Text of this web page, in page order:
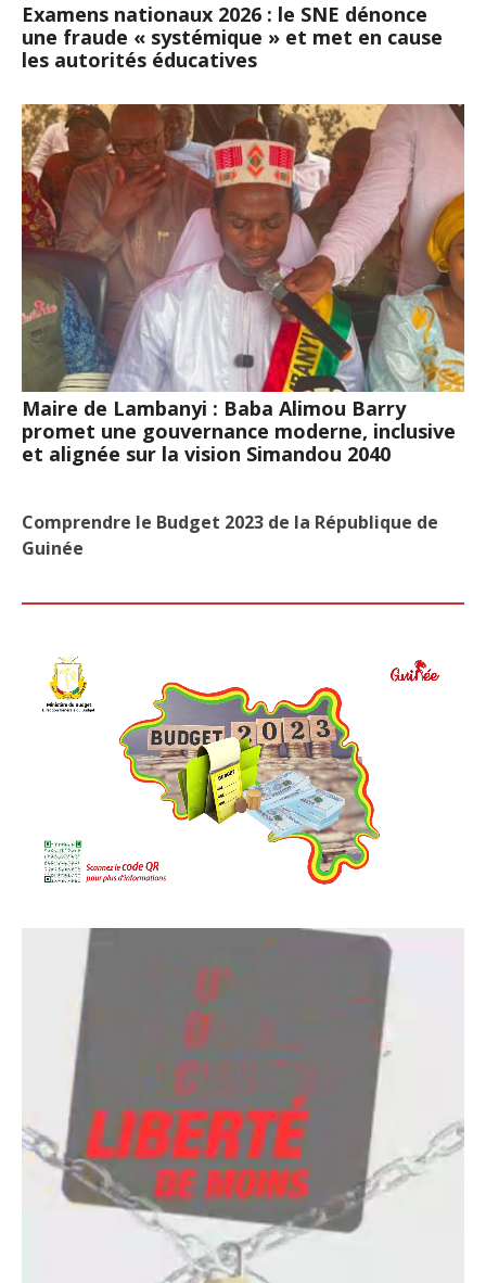
Examens nationaux 2026 : le SNE dénonce
une fraude « systémique » et met en cause
les autorités éducatives
Maire de Lambanyi : Baba Alimou Barry
promet une gouvernance moderne, inclusive
et alignée sur la vision Simandou 2040
Comprendre le Budget 2023 de la République de
Guinée